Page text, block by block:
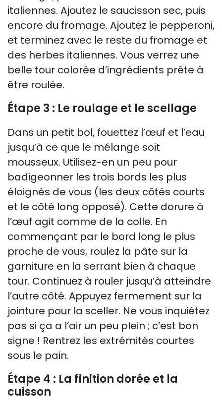
italiennes. Ajoutez le saucisson sec, puis
encore du fromage. Ajoutez le pepperoni,
et terminez avec le reste du fromage et
des herbes italiennes. Vous verrez une
belle tour colorée d’ingrédients prête à
être roulée.
Étape 3 : Le roulage et le scellage
Dans un petit bol, fouettez l’œuf et l’eau
jusqu’à ce que le mélange soit
mousseux. Utilisez-en un peu pour
badigeonner les trois bords les plus
éloignés de vous (les deux côtés courts
et le côté long opposé). Cette dorure à
l’œuf agit comme de la colle. En
commençant par le bord long le plus
proche de vous, roulez la pâte sur la
garniture en la serrant bien à chaque
tour. Continuez à rouler jusqu’à atteindre
l’autre côté. Appuyez fermement sur la
jointure pour la sceller. Ne vous inquiétez
pas si ça a l’air un peu plein ; c’est bon
signe ! Rentrez les extrémités courtes
sous le pain.
Étape 4 : La finition dorée et la
cuisson